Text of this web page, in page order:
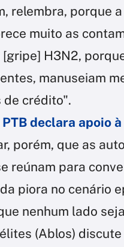
relembra, porque
muito as
H3N2,
manuseiam
de crédito".
declara apoio
porém, que as
reúnam para
piora no cenário
nenhum lado
(Ablos)